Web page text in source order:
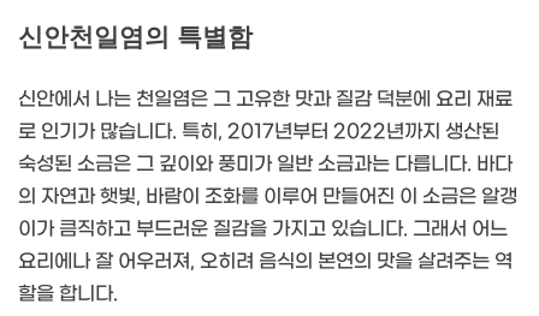
신안천일염의 특별함
신안에서 나는 천일염은 그 고유한 맛과 질감 덕분에 요리 재료
로 인기가 많습니다. 특히, 2017년부터 2022년까지 생산된
숙성된 소금은 그 깊이와 풍미가 일반 소금과는 다릅니다. 바다
의 자연과 햇빛, 바람이 조화를 이루어 만들어진 이 소금은 알갱
이가 큼직하고 부드러운 질감을 가지고 있습니다. 그래서 어느
요리에나 잘 어우러져, 오히려 음식의 본연의 맛을 살려주는 역
할을 합니다.